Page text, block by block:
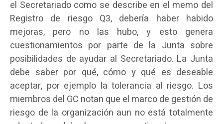
el Secretariado como se describe en el memo del
Registro de riesgo Q3, debería haber habido
mejoras, pero no las hubo, y esto genera
cuestionamientos por parte de la Junta sobre
posibilidades de ayudar al Secretariado. La Junta
debe saber por qué, cómo y qué es deseable
aceptar, por ejemplo la tolerancia al riesgo. Los
miembros del GC notan que el marco de gestión de
riesgo de la organización aun no está totalmente